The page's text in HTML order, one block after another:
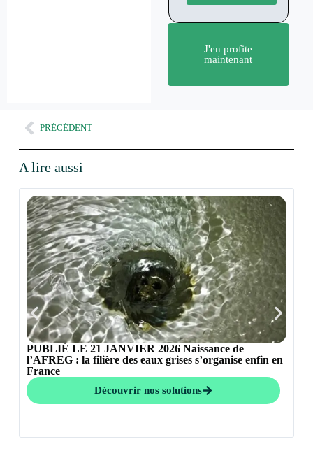
J'en profite
maintenant
PRÉCÉDENT
A lire aussi
PUBLIÉ LE 21 JANVIER 2026 Naissance de
l’AFREG : la filière des eaux grises s’organise enfin en
France
Découvrir nos solutions